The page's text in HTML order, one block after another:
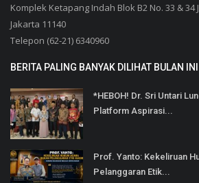
Komplek Ketapang Indah Blok B2 No. 33 & 34
Jakarta 11140
Telepon (62-21) 6340960
BERITA PALING BANYAK DILIHAT BULAN INI
*HEBOH! Dr. Sri Untari
Platform Aspirasi...
Prof. Yanto: Kekeliruan
Pelanggaran Etik...